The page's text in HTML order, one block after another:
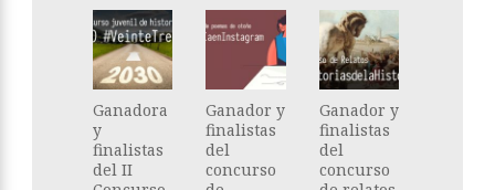
Ganadora
y
finalistas
del II
Ganador y
finalistas
del
concurso
Ganador y
finalistas
del
concurso